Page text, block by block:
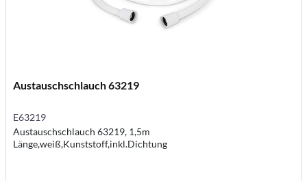
Austauschschlauch 63219
E63219
Austauschschlauch 63219, 1,5m
Länge,weiß,Kunststoff,inkl.Dichtung